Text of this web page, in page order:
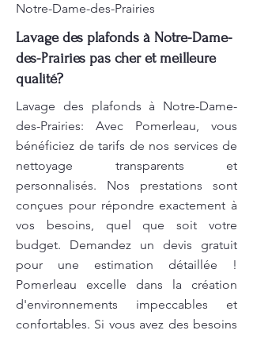
Notre-Dame-des-Prairies
Lavage des plafonds à Notre-Dame-
des-Prairies pas cher et meilleure
qualité?
Lavage des plafonds à Notre-Dame-
des-Prairies: Avec Pomerleau, vous
bénéficiez de tarifs de nos services de
nettoyage transparents et
personnalisés. Nos prestations sont
conçues pour répondre exactement à
vos besoins, quel que soit votre
budget. Demandez un devis gratuit
pour une estimation détaillée !
Pomerleau excelle dans la création
d'environnements impeccables et
confortables. Si vous avez des besoins